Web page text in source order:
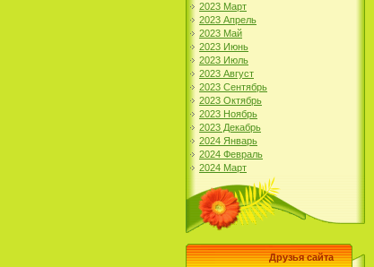
2023 Март
2023 Апрель
2023 Май
2023 Июнь
2023 Июль
2023 Август
2023 Сентябрь
2023 Октябрь
2023 Ноябрь
2023 Декабрь
2024 Январь
2024 Февраль
2024 Март
Друзья сайта